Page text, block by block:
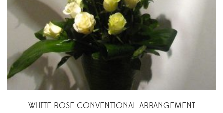
WHITE ROSE CONVENTIONAL ARRANGEMENT